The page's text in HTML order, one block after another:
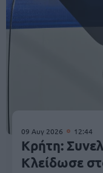
09 Αυγ 2026 12:44
Κρήτη:
Κλείδωσε